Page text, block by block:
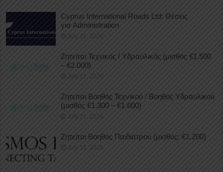
Cyprus International Roads Ltd: Θέσεις
για Administration
July 21, 2026
Ζητείται Τεχνικός / Υδραυλικός (μισθός €1.500
– €2.000)
July 21, 2026
Ζητείται Βοηθός Τεχνικού / Βοηθός Υδραυλικού
(μισθός €1.300 – €1.600)
July 21, 2026
Ζητείται Βοηθός Παιδιάτρου (μισθός: €1.200)
July 18, 2026